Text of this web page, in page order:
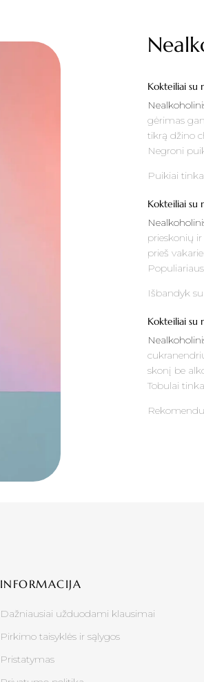
Kokteiliai su
gėrimas
tikrą džino
Negroni
Puikiai
Kokteiliai su
prieskonių
prieš
Išbandyk su
Kokteiliai su
skonį be
Tobulai
INFORMACIJA
Dažniausiai užduodami klausimai
Pirkimo taisyklės ir sąlygos
Pristatymas